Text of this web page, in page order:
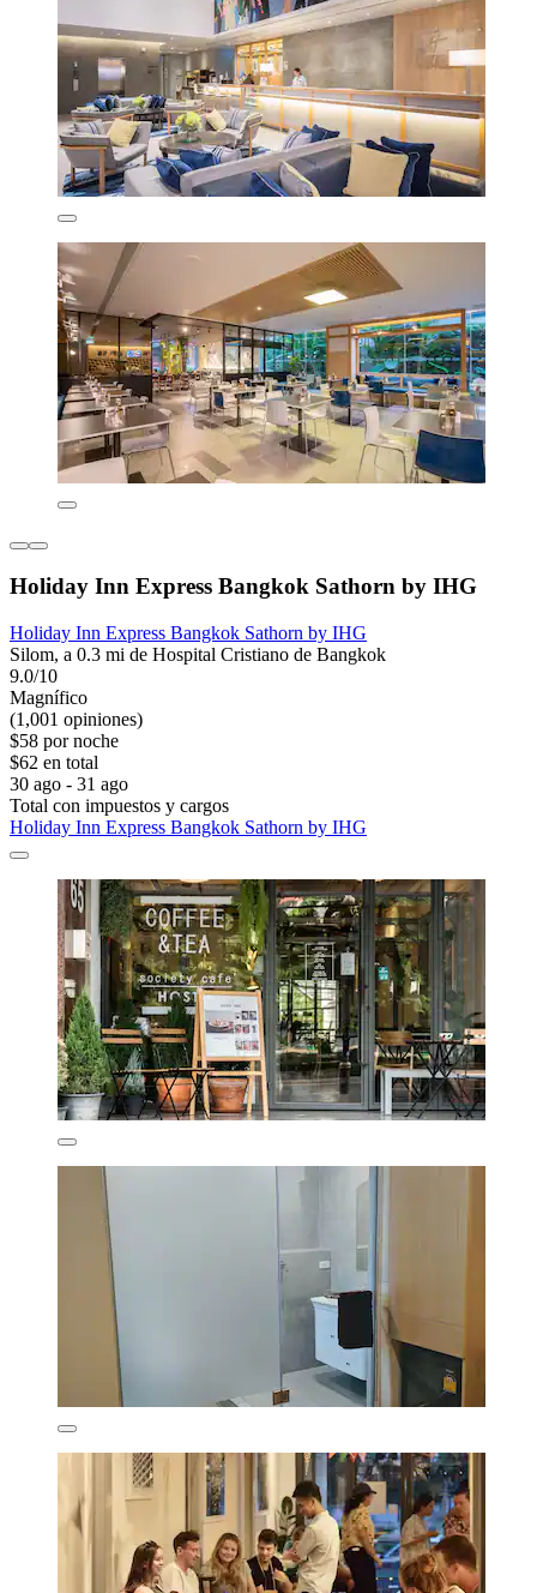
Holiday Inn Express Bangkok Sathorn by IHG
Holiday Inn Express Bangkok Sathorn by IHG
Silom, a 0.3 mi de Hospital Cristiano de Bangkok
9.0/10
Magnífico
(1,001 opiniones)
$58 por noche
$62 en total
30 ago - 31 ago
Total con impuestos y cargos
Holiday Inn Express Bangkok Sathorn by IHG